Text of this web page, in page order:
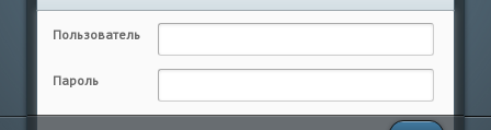
Пользователь
Пароль